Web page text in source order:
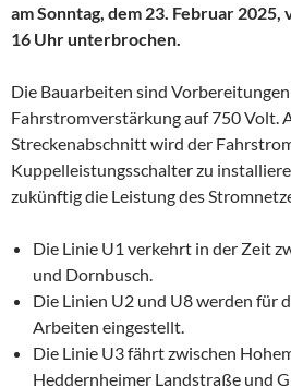
am Sonntag, dem 23. Februar
16 Uhr unterbrochen.
Die Bauarbeiten sind
Fahrstromverstärkung auf 750 Volt.
Streckenabschnitt wird der
Kuppelleistungsschalter zu
zukünftig die Leistung des
Die Linie U1 verkehrt in der Zeit
und Dornbusch.
Die Linien U2 und U8 werden für
Arbeiten eingestellt.
Die Linie U3 fährt zwischen
Heddernheimer Landstraße und